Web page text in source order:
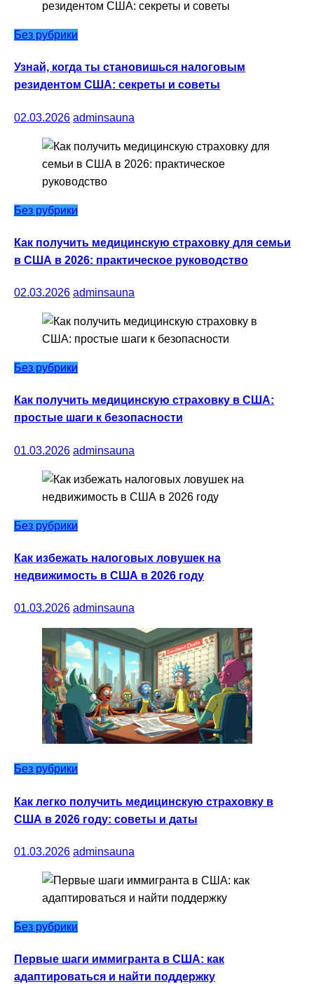
Без рубрики
Узнай, когда ты становишься налоговым
резидентом США: секреты и советы
02.03.2026 adminsauna
Без рубрики
Как получить медицинскую страховку для семьи
в США в 2026: практическое руководство
02.03.2026 adminsauna
Без рубрики
Как получить медицинскую страховку в США:
простые шаги к безопасности
01.03.2026 adminsauna
Без рубрики
Как избежать налоговых ловушек на
недвижимость в США в 2026 году
01.03.2026 adminsauna
Без рубрики
Как легко получить медицинскую страховку в
США в 2026 году: советы и даты
01.03.2026 adminsauna
Без рубрики
Первые шаги иммигранта в США: как
адаптироваться и найти поддержку